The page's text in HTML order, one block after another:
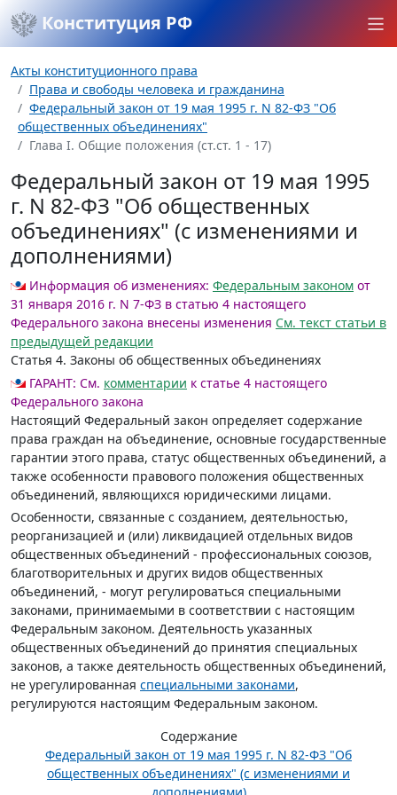
Конституция РФ
Акты конституционного права
Права и свободы человека и гражданина
Федеральный закон от 19 мая 1995 г. N 82-ФЗ "Об
общественных объединениях"
Глава I. Общие положения (ст.ст. 1 - 17)
Федеральный закон от 19 мая 1995
г. N 82-ФЗ "Об общественных
объединениях" (с изменениями и
дополнениями)
Информация об изменениях: Федеральным законом от
31 января 2016 г. N 7-ФЗ в статью 4 настоящего
Федерального закона внесены изменения См. текст статьи в
предыдущей редакции
Статья 4. Законы об общественных объединениях
ГАРАНТ: См. комментарии к статье 4 настоящего
Федерального закона
Настоящий Федеральный закон определяет содержание
права граждан на объединение, основные государственные
гарантии этого права, статус общественных объединений, а
также особенности правового положения общественных
объединений, являющихся юридическими лицами.
Особенности, связанные с созданием, деятельностью,
реорганизацией и (или) ликвидацией отдельных видов
общественных объединений - профессиональных союзов,
благотворительных и других видов общественных
объединений, - могут регулироваться специальными
законами, принимаемыми в соответствии с настоящим
Федеральным законом. Деятельность указанных
общественных объединений до принятия специальных
законов, а также деятельность общественных объединений,
не урегулированная специальными законами,
регулируются настоящим Федеральным законом.
Содержание
Федеральный закон от 19 мая 1995 г. N 82-ФЗ "Об
общественных объединениях" (с изменениями и